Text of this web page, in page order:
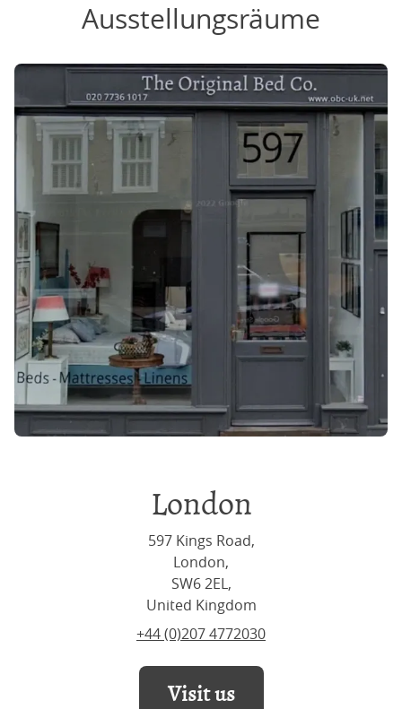
Ausstellungsräume
London
597 Kings Road,
London,
SW6 2EL,
United Kingdom
+44 (0)207 4772030
Visit us